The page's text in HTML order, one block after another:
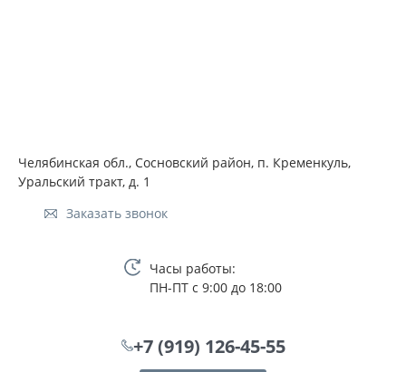
Челябинская обл., Сосновский район, п. Кременкуль,
Уральский тракт, д. 1
Заказать звонок
Часы работы:
ПН-ПТ с 9:00 до 18:00
+7 (919) 126-45-55